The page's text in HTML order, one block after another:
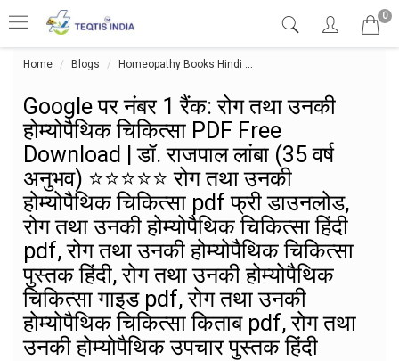
0
Home Blogs Homeopathy Books Hindi
Google पर नंबर 1 रैंक: रोग तथा उनकी
होम्योपैथिक चिकित्सा PDF Free
Download | डॉ. राजपाल लांबा (35 वर्ष
अनुभव) ⭐⭐⭐⭐⭐ रोग तथा उनकी
होम्योपैथिक चिकित्सा pdf फ्री डाउनलोड,
रोग तथा उनकी होम्योपैथिक चिकित्सा हिंदी
pdf, रोग तथा उनकी होम्योपैथिक चिकित्सा
पुस्तक हिंदी, रोग तथा उनकी होम्योपैथिक
चिकित्सा गाइड pdf, रोग तथा उनकी
होम्योपैथिक चिकित्सा किताब pdf, रोग तथा
उनकी होम्योपैथिक उपचार पुस्तक हिंदी